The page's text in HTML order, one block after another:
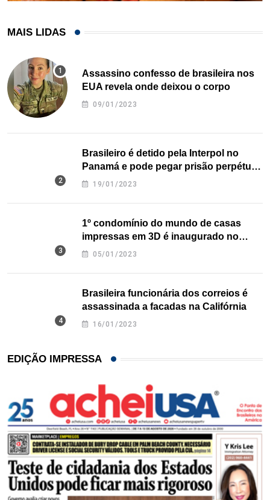
MAIS LIDAS
Assassino confesso de brasileira nos
EUA revela onde deixou o corpo
09/01/2023
Brasileiro é detido pela Interpol no
Panamá e pode pegar prisão perpétua
nos EUA
19/01/2023
1º condomínio do mundo de casas
impressas em 3D é inaugurado no
Texas
05/01/2023
Brasileira funcionária dos correios é
assassinada a facadas na Califórnia
16/01/2023
EDIÇÃO IMPRESSA